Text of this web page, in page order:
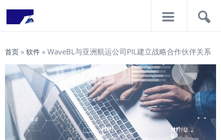
首页 » 软件 » WaveBL与亚洲航运公司PIL建立战略合作伙伴关系